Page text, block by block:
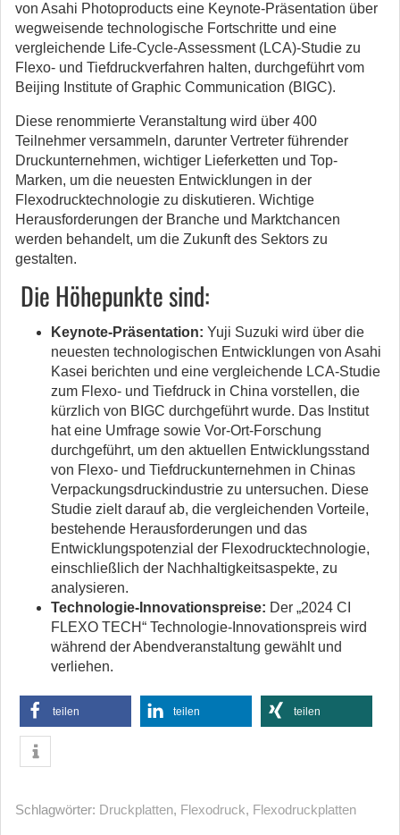
von Asahi Photoproducts eine Keynote-Präsentation über
wegweisende technologische Fortschritte und eine
vergleichende Life-Cycle-Assessment (LCA)-Studie zu
Flexo- und Tiefdruckverfahren halten, durchgeführt vom
Beijing Institute of Graphic Communication (BIGC).
Diese renommierte Veranstaltung wird über 400
Teilnehmer versammeln, darunter Vertreter führender
Druckunternehmen, wichtiger Lieferketten und Top-
Marken, um die neuesten Entwicklungen in der
Flexodrucktechnologie zu diskutieren. Wichtige
Herausforderungen der Branche und Marktchancen
werden behandelt, um die Zukunft des Sektors zu
gestalten.
Die Höhepunkte sind:
Keynote-Präsentation: Yuji Suzuki wird über die
neuesten technologischen Entwicklungen von Asahi
Kasei berichten und eine vergleichende LCA-Studie
zum Flexo- und Tiefdruck in China vorstellen, die
kürzlich von BIGC durchgeführt wurde. Das Institut
hat eine Umfrage sowie Vor-Ort-Forschung
durchgeführt, um den aktuellen Entwicklungsstand
von Flexo- und Tiefdruckunternehmen in Chinas
Verpackungsdruckindustrie zu untersuchen. Diese
Studie zielt darauf ab, die vergleichenden Vorteile,
bestehende Herausforderungen und das
Entwicklungspotenzial der Flexodrucktechnologie,
einschließlich der Nachhaltigkeitsaspekte, zu
analysieren.
Technologie-Innovationspreise: Der „2024 CI
FLEXO TECH“ Technologie-Innovationspreis wird
während der Abendveranstaltung gewählt und
verliehen.
teilen teilen teilen
Schlagwörter: Druckplatten, Flexodruck, Flexodruckplatten